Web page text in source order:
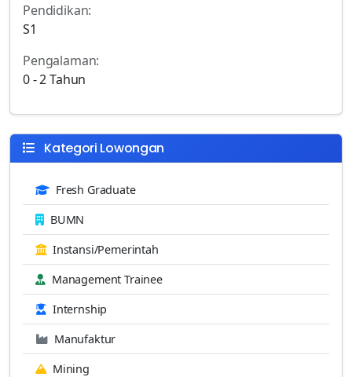
Pendidikan:
S1
Pengalaman:
0 - 2 Tahun
Kategori Lowongan
Fresh Graduate
BUMN
Instansi/Pemerintah
Management Trainee
Internship
Manufaktur
Mining